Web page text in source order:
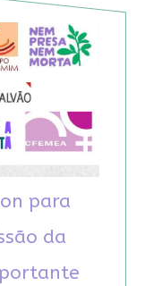
para
da